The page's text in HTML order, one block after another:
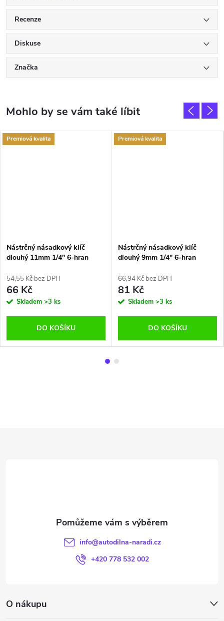
Recenze
Diskuse
Značka
Premiová kvalita
Nástrčný násadkový klíč
dlouhý 11mm 1/4" 6-hran
54,55 Kč bez DPH
66 Kč
Skladem >3 ks
DO KOŠÍKU
Premiová kvalita
Nástrčný násadkový klíč
dlouhý 9mm 1/4" 6-hran
66,94 Kč bez DPH
81 Kč
Skladem >3 ks
DO KOŠÍKU
info@autodilna-naradi.cz
+420 778 532 002
O nákupu